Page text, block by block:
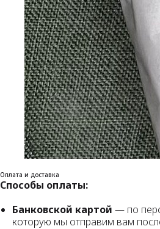
Оплата и доставка
Способы оплаты:
Банковской картой — по
которую мы отправим вам